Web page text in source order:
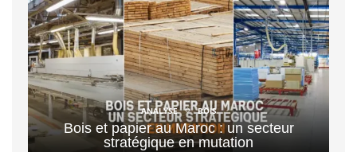
ANALYSE BOIS
Bois et papier au Maroc : un secteur
stratégique en mutation